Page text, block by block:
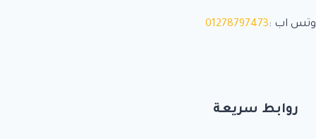
وتس اب :01278797473
روابط سريعة